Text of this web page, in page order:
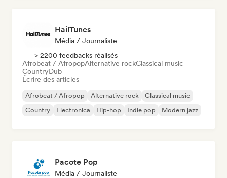
HailTunes
Média / Journaliste
> 2200 feedbacks réalisés
Afrobeat / AfropopAlternative rockClassical music
CountryDub
Écrire des articles
Afrobeat / Afropop Alternative rock
Classical music
Country
Electronica Hip-hop Indie pop Modern jazz
Pacote Pop
Média / Journaliste